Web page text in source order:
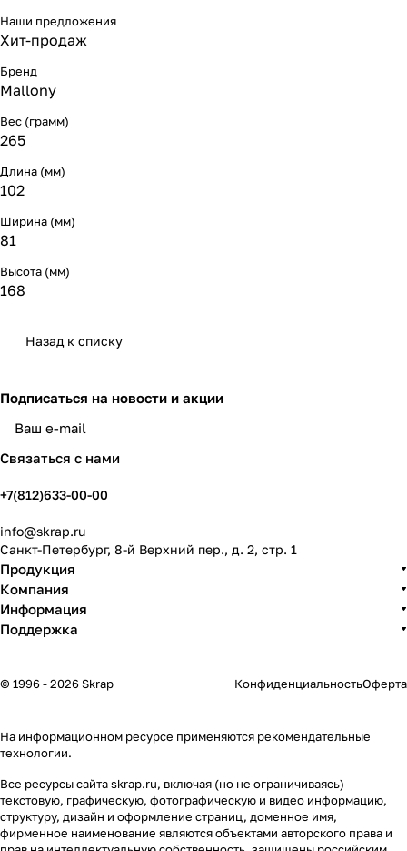
Наши предложения
Хит-продаж
Бренд
Mallony
Вес (грамм)
265
Длина (мм)
102
Ширина (мм)
81
Высота (мм)
168
Назад к списку
Подписаться на новости и акции
Связаться с нами
+7(812)633-00-00
info@skrap.ru
Санкт-Петербург, 8-й Верхний пер., д. 2, стр. 1
Продукция
Компания
Информация
Поддержка
© 1996 - 2026 Skrap КонфиденциальностьОферта
На информационном ресурсе применяются рекомендательные
технологии.
Все ресурсы сайта skrap.ru, включая (но не ограничиваясь)
текстовую, графическую, фотографическую и видео информацию,
структуру, дизайн и оформление страниц, доменное имя,
фирменное наименование являются объектами авторского права и